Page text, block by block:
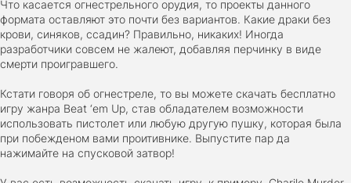
Euro Truck Simulator 2 v.1.60.1.7s [Папка игры] (2012)
Forza Horizon 5 v.688.044 [Папка игры] (2021)
2021
Что касается огнестрельного орудия, то проекты данного
формата оставляют это почти без вариантов. Какие драки без
крови, синяков, ссадин? Правильно, никаких! Иногда
разработчики совсем не жалеют, добавляя перчинку в виде
смерти проигравшего.
Кстати говоря об огнестреле, то вы можете скачать бесплатно
игру жанра Beat ‘em Up, став обладателем возможности
использовать пистолет или любую другую пушку, которая была
при побежденом вами проитивнике. Выпустите пар да
нажимайте на спусковой затвор!